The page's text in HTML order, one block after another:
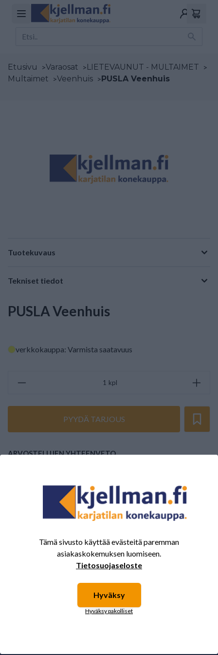
Etusivu >Varaosat >LIETEVAUNUT - MULTAIMET >
Multaimet >Veenhuis >PUSLA Veenhuis
Tuotekuvaus
Tekniset tiedot
PUSLA Veenhuis
verkkokauppa: Varmista saatavuus
kpl
PYYDÄ TARJOUS
ARVOSTELUJEN YHTEENVETO
Tälle tuotteelle ei ole vielä arvioita.
Tämä sivusto käyttää evästeitä paremman
asiakaskokemuksen luomiseen.
Tietosuojaseloste
Hyväksy
Hyväksy pakolliset